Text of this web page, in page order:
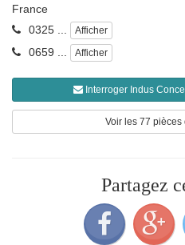
France
0325 ...
Afficher
0659 ... Afficher
Interroger Indus
Voir les 77 pièces
Partagez